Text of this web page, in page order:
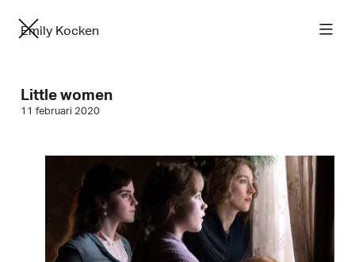
Emily Kocken
Little women
11 februari 2020